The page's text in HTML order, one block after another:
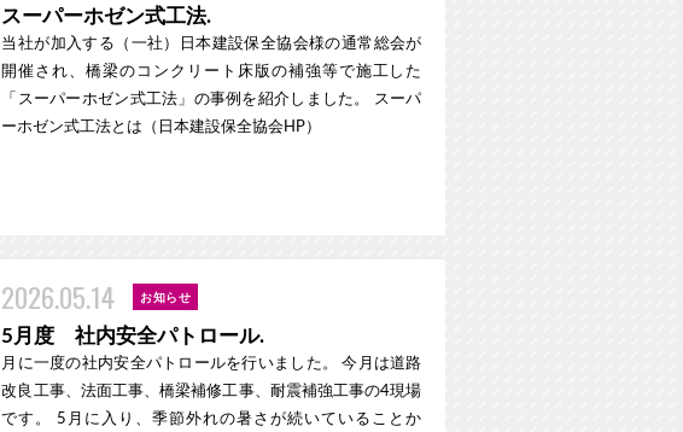
スーパーホゼン式工法.
当社が加入する（一社）日本建設保全協会様の通常総会が
開催され、橋梁のコンクリート床版の補強等で施工した
「スーパーホゼン式工法」の事例を紹介しました。 スーパ
ーホゼン式工法とは（日本建設保全協会HP）
2026.05.14 お知らせ
5月度 社内安全パトロール.
月に一度の社内安全パトロールを行いました。 今月は道路
改良工事、法面工事、橋梁補修工事、耐震補強工事の4現場
です。 5月に入り、季節外れの暑さが続いていることか